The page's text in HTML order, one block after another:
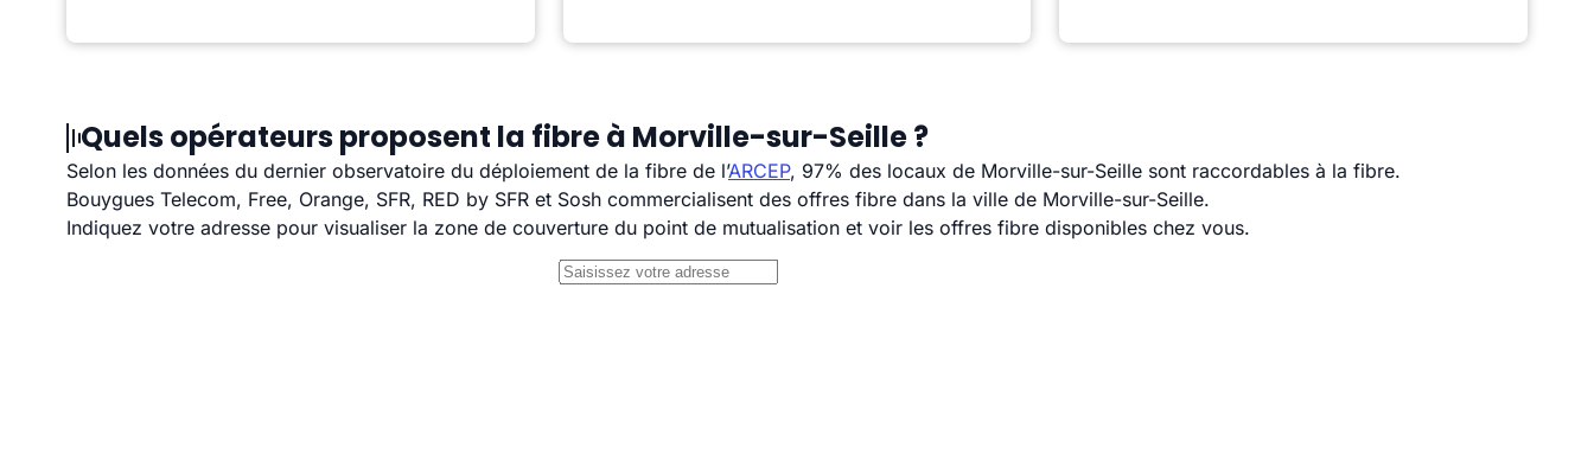
Quels opérateurs proposent la fibre à Morville-sur-Seille ?
Selon les données du dernier observatoire du déploiement de la fibre de l’ARCEP, 97% des locaux de Morville-sur-Seille sont raccordables à la fibre.
Bouygues Telecom, Free, Orange, SFR, RED by SFR et Sosh commercialisent des offres fibre dans la ville de Morville-sur-Seille.
Indiquez votre adresse pour visualiser la zone de couverture du point de mutualisation et voir les offres fibre disponibles chez vous.